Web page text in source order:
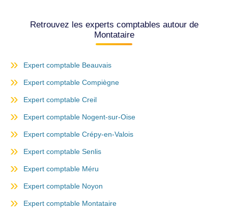
Retrouvez les experts comptables autour de
Montataire
Expert comptable Beauvais
Expert comptable Compiègne
Expert comptable Creil
Expert comptable Nogent-sur-Oise
Expert comptable Crépy-en-Valois
Expert comptable Senlis
Expert comptable Méru
Expert comptable Noyon
Expert comptable Montataire